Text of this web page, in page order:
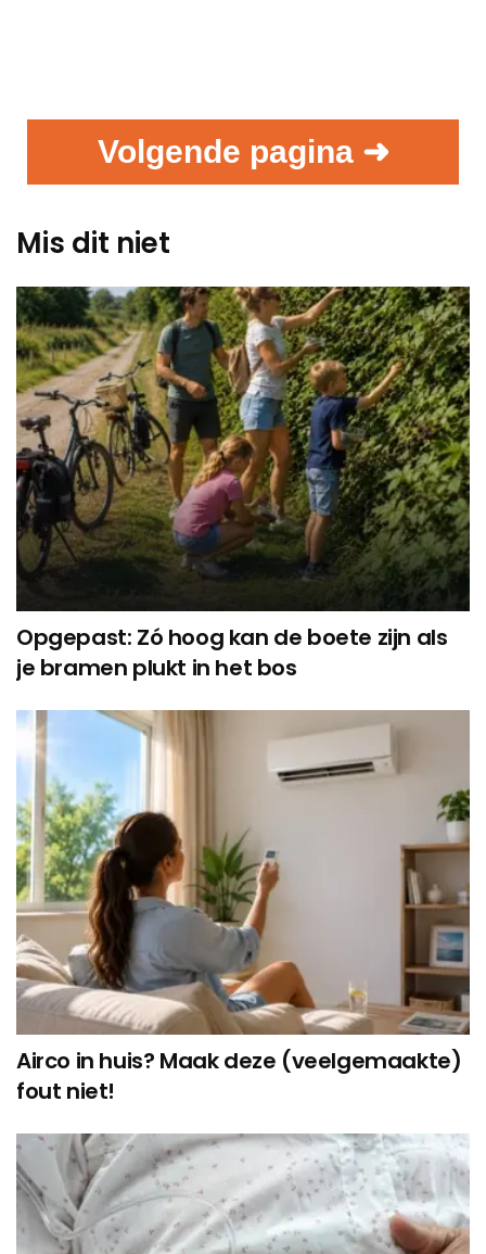
Volgende pagina ➜
Mis dit niet
Opgepast: Zó hoog kan de boete zijn als
je bramen plukt in het bos
Airco in huis? Maak deze (veelgemaakte)
fout niet!